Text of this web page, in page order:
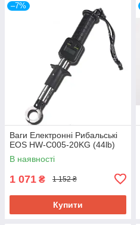
–7%
Ваги Електронні Рибальські
EOS HW-C005-20KG (44lb)
В наявності
1 071 ₴ 1 152 ₴
Купити